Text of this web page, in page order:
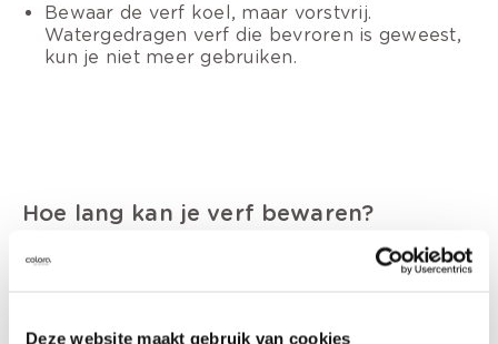
Deze website maakt gebruik van cookies
Bewaar de verf koel, maar vorstvrij.
Watergedragen verf die bevroren is geweest,
kun je niet meer gebruiken.
Hoe lang kan je verf bewaren?
De meeste verven kan je (ook ongeopend)1 jaar
verf met velvorming gerust hergebruiken als je